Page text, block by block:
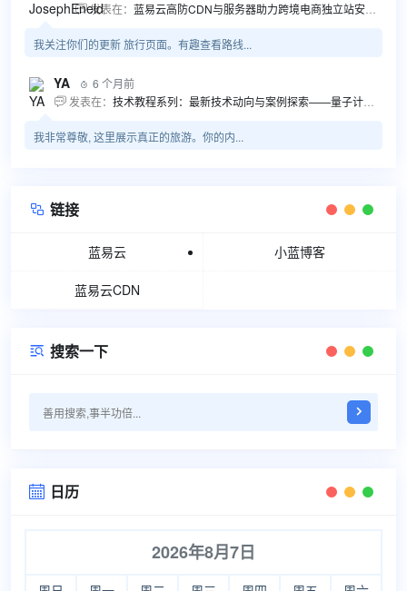
 发表在： 蓝易云高防CDN与服务器助力跨境电商独立站安全高效发展
我关注你们的更新 旅行页面。有趣查看路线...
YA  6 个月前
 发表在： 技术教程系列：最新技术动向与案例探索——量子计算商业应用揭秘 该教程将深入探索最新技术动态，重点关注量子计算技术在商业领域的应用，结合具体案例阐述其背景、起因、经过和结果。同时，强调技术文档和运维文档的重要性，揭示它们在新技术发展和行业标准...
我非常尊敬, 这里展示真正的旅游。你的内...
 链接
蓝易云 小蓝博客
蓝易云CDN
 搜索一下
 日历
2026年8月7日